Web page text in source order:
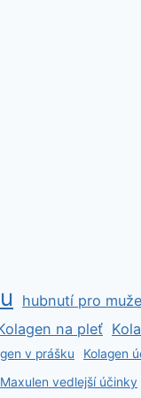
hubnutí pro muže
na pleť
v prášku Kolagen
Maxulen vedlejší účinky